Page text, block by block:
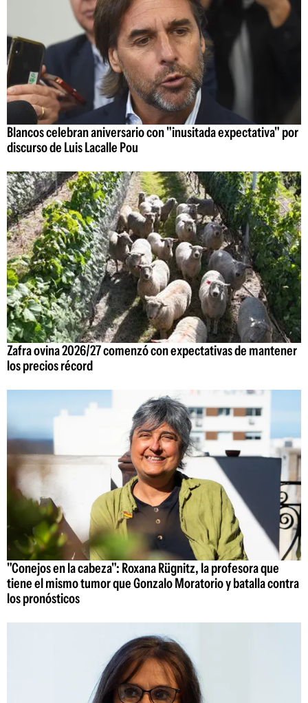
Blancos celebran aniversario con "inusitada expectativa" por
discurso de Luis Lacalle Pou
Zafra ovina 2026/27 comenzó con expectativas de mantener
los precios récord
"Conejos en la cabeza": Roxana Rügnitz, la profesora que
tiene el mismo tumor que Gonzalo Moratorio y batalla contra
los pronósticos